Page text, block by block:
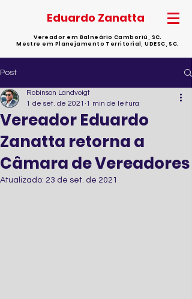
Eduardo Zanatta
Vereador em Balneário Camboriú, SC.
Mestre em Planejamento Territorial, UDESC, SC.
Post
Vereador Eduardo
Zanatta retorna a
Câmara de Vereadores
Robinson Landvoigt
1 de set. de 2021 1 min de leitura
Atualizado: 23 de set. de 2021